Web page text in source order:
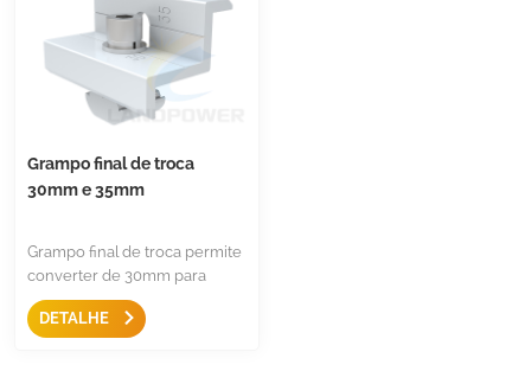
Grampo final de troca
30mm e 35mm
Grampo final de troca permite
converter de 30mm para
35mm, basta manter esta
braçadeira que pode ser
DETALHE